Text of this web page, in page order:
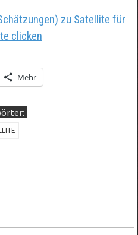
zu Satellite für
clicken
Mehr